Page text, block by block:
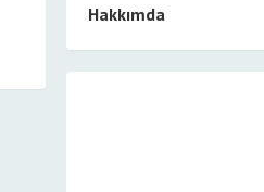
Hakkımda